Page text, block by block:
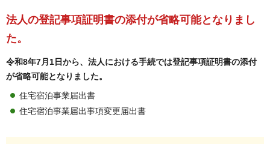
法人の登記事項証明書の添付が省略可能となりまし
た。
令和8年7月1日から、法人における手続では登記事項証明書の添付
が省略可能となりました。
住宅宿泊事業届出書
住宅宿泊事業届出事項変更届出書